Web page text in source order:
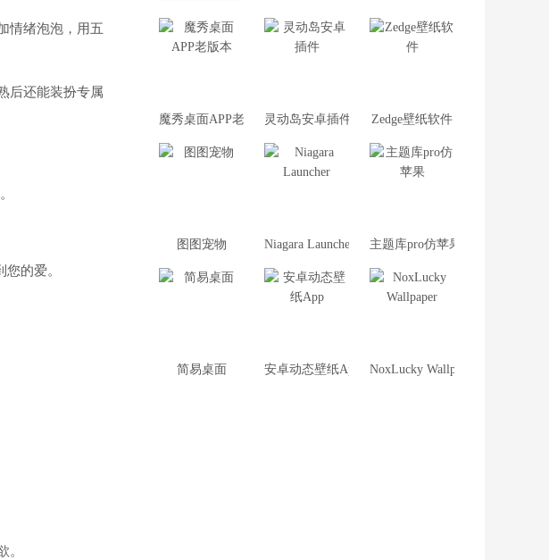
情绪泡泡，用五
后还能装扮专属
的爱。
。
魔秀桌面APP老版本灵动岛安卓插件 Zedge壁纸软件
图图宠物 Niagara Launcher 主题库pro仿苹果
简易桌面 安卓动态壁纸App NoxLucky Wallpaper